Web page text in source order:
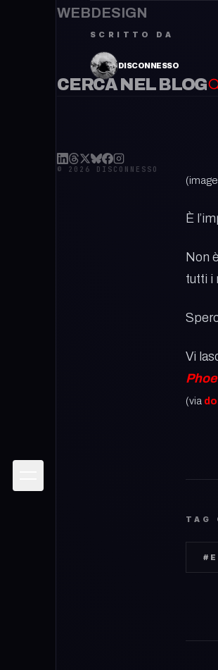
WEBDESIGN
CERCA NEL BLOG
© 2026 DISCONNESSO
SCRITTO DA
DISCONNESSO
È
Non
tutti i
Vi
(via
TAG
#